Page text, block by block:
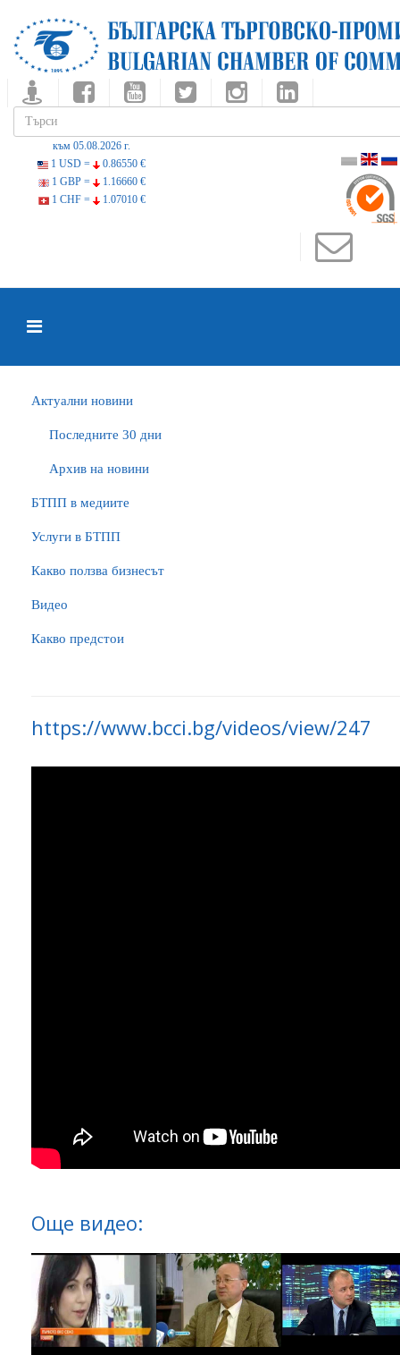
към 05.08.2026 г.
1 USD =
0.86550 €
1 GBP =
1.16660 €
1 CHF =
1.07010 €
Актуални новини
Последните 30 дни
Архив на новини
БTПП в медиите
Услуги в БТПП
Какво ползва бизнесът
Видео
Какво предстои
https://www.bcci.bg/videos/view/247
Още видео: